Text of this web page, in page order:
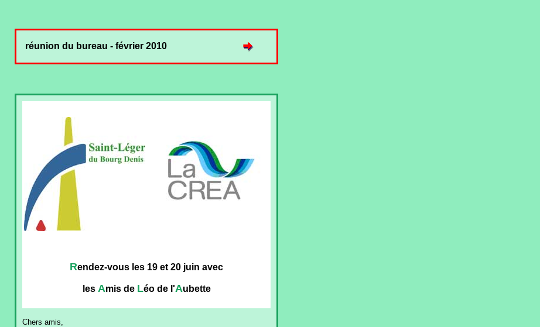
réunion du bureau - février 2010
Rendez-vous les 19 et 20 juin avec
les Amis de Léo de l'Aubette
Chers amis,